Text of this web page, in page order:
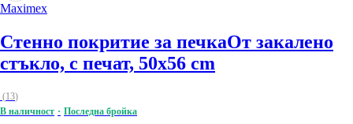
Maximex
Стенно покритие за печкаОт закалено
стъкло, с печат, 50x56 cm
(13)
В наличност
Последна бройка